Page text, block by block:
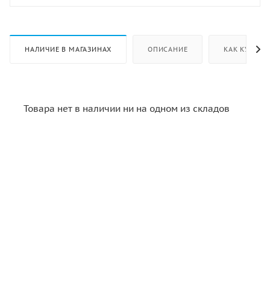
НАЛИЧИЕ В МАГАЗИНАХ ОПИСАНИЕ КАК КУПИТЬ
Товара нет в наличии ни на одном из складов